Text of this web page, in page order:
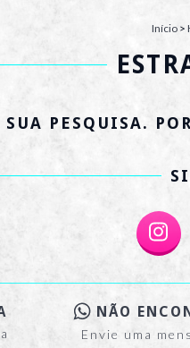
Início >
PESQUISA.
NÃO
Envie uma